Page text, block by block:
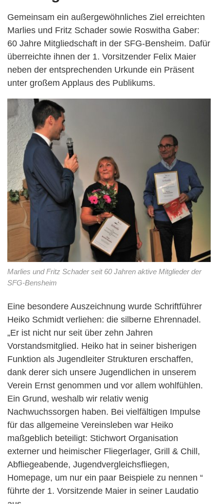
Gemeinsam ein außergewöhnliches Ziel erreichten
Marlies und Fritz Schader sowie Roswitha Gaber:
60 Jahre Mitgliedschaft in der SFG-Bensheim. Dafür
überreichte ihnen der 1. Vorsitzender Felix Maier
neben der entsprechenden Urkunde ein Präsent
unter großem Applaus des Publikums.
Marlies und Fritz Schader seit 60 Jahren aktive Mitglieder der
SFG-Bensheim
Eine besondere Auszeichnung wurde Schriftführer
Heiko Schmidt verliehen: die silberne Ehrennadel.
„Er ist nicht nur seit über zehn Jahren
Vorstandsmitglied. Heiko hat in seiner bisherigen
Funktion als Jugendleiter Strukturen erschaffen,
dank derer sich unsere Jugendlichen in unserem
Verein Ernst genommen und vor allem wohlfühlen.
Ein Grund, weshalb wir relativ wenig
Nachwuchssorgen haben. Bei vielfältigen Impulse
für das allgemeine Vereinsleben war Heiko
maßgeblich beteiligt: Stichwort Organisation
externer und heimischer Fliegerlager, Grill & Chill,
Abfliegeabende, Jugendvergleichsfliegen,
Homepage, um nur ein paar Beispiele zu nennen “
führte der 1. Vorsitzende Maier in seiner Laudatio